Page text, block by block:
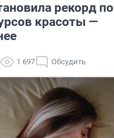
рекорд по
красоты —
1 697 Обсудить